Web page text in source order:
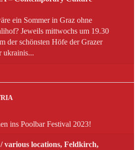
ein Sommer in Graz ohne
Jeweils mittwochs um 19.30
der schönsten Höfe der Grazer
ukrainis...
ins Poolbar Festival 2023!
various locations, Feldkirch,